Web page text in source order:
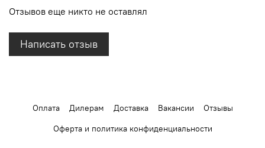
Отзывов еще никто не оставлял
Написать отзыв
Оплата Дилерам Доставка Вакансии
Отзывы
Оферта и политика конфиденциальности